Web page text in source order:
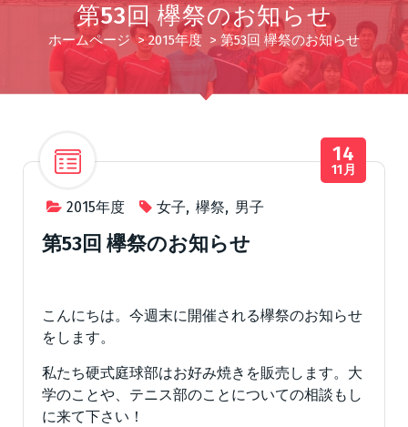
第53回 欅祭のお知らせ
ホームページ>2015年度 > 第53回 欅祭のお知らせ
2015年度 女子, 欅祭, 男子
14
11月
第53回 欅祭のお知らせ
こんにちは。今週末に開催される欅祭のお知らせ
をします。
私たち硬式庭球部はお好み焼きを販売します。大
学のことや、テニス部のことについての相談もし
に来て下さい！